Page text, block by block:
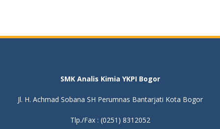
SMK Analis Kimia YKPI Bogor
Jl. H. Achmad Sobana SH Perumnas Bantarjati Kota Bogor
Tlp./Fax : (0251) 8312052